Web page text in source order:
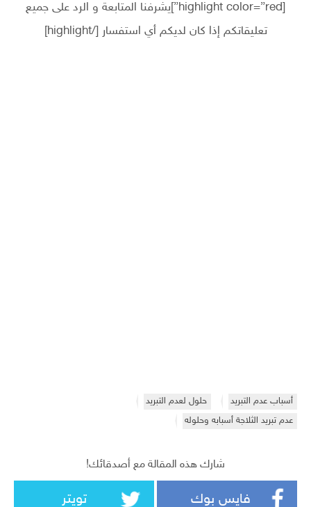
[highlight color=”red”]يشرفنا المتابعة و الرد على جميع
تعليقاتكم إذا كان لديكم أي استفسار [/highlight]
أسباب عدم التبريد
حلول لعدم التبريد
عدم تبريد الثلاجة أسبابه وحلوله
شارك هذه المقالة مع أصدقائك!
فايس بوك تويتر